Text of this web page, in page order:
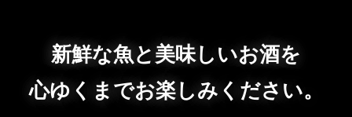
新鮮な魚と美味しいお酒を
心ゆくまでお楽しみください。